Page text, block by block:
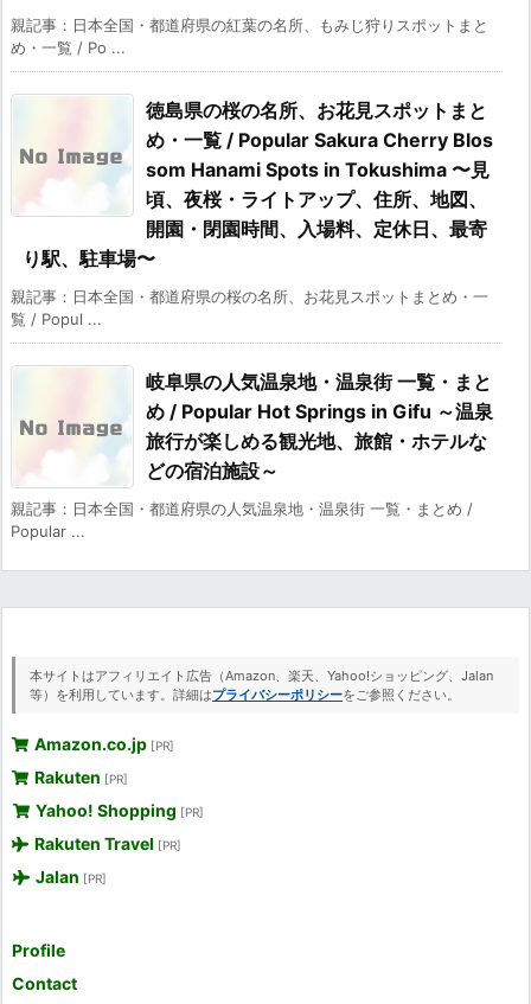
親記事：日本全国・都道府県の紅葉の名所、もみじ狩りスポットまと
め・一覧 / Po ...
徳島県の桜の名所、お花見スポットまと
め・一覧 / Popular Sakura Cherry Blos
som Hanami Spots in Tokushima 〜見
頃、夜桜・ライトアップ、住所、地図、
開園・閉園時間、入場料、定休日、最寄
り駅、駐車場〜
親記事：日本全国・都道府県の桜の名所、お花見スポットまとめ・一
覧 / Popul ...
岐阜県の人気温泉地・温泉街 一覧・まと
め / Popular Hot Springs in Gifu ～温泉
旅行が楽しめる観光地、旅館・ホテルな
どの宿泊施設～
親記事：日本全国・都道府県の人気温泉地・温泉街 一覧・まとめ /
Popular ...
本サイトはアフィリエイト広告（Amazon、楽天、Yahoo!ショッピング、Jalan
等）を利用しています。詳細はプライバシーポリシーをご参照ください。
Amazon.co.jp [PR]
Rakuten [PR]
Yahoo! Shopping [PR]
Rakuten Travel [PR]
Jalan [PR]
Profile
Contact